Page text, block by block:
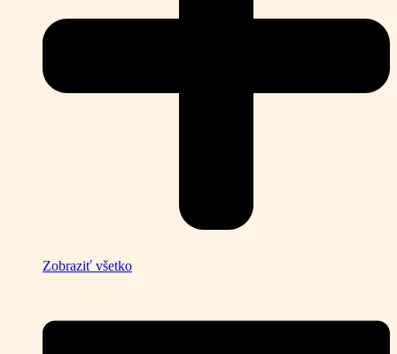
Zobraziť všetko